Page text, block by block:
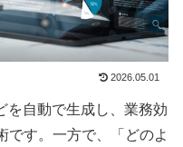
2026.05.01
を自動で生成し、業務効
です。一方で、「どのよ